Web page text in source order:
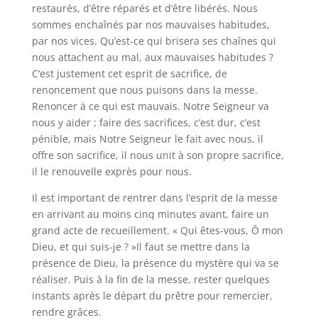
restaurés, d’être réparés et d’être libérés. Nous
sommes enchaînés par nos mauvaises habitudes,
par nos vices. Qu’est-ce qui brisera ses chaînes qui
nous attachent au mal, aux mauvaises habitudes ?
C’est justement cet esprit de sacrifice, de
renoncement que nous puisons dans la messe.
Renoncer à ce qui est mauvais. Notre Seigneur va
nous y aider ; faire des sacrifices, c’est dur, c’est
pénible, mais Notre Seigneur le fait avec nous, il
offre son sacrifice, il nous unit à son propre sacrifice,
il le renouvelle exprès pour nous.
Il est important de rentrer dans l’esprit de la messe
en arrivant au moins cinq minutes avant, faire un
grand acte de recueillement. « Qui êtes-vous, Ô mon
Dieu, et qui suis-je ? »Il faut se mettre dans la
présence de Dieu, la présence du mystère qui va se
réaliser. Puis à la fin de la messe, rester quelques
instants après le départ du prêtre pour remercier,
rendre grâces.